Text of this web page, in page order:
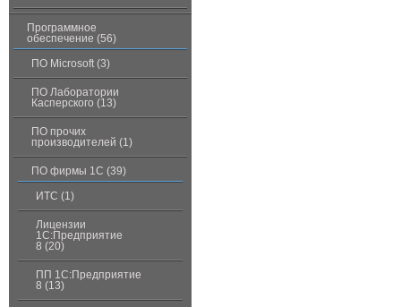
Программное
обеспечение (56)
ПО Microsoft (3)
ПО Лаборатории
Касперского (13)
ПО прочих
производителей (1)
ПО фирмы 1С (39)
ИТС (1)
Лицензии
1С:Предприятие
8 (20)
ПП 1С:Предприятие
8 (13)